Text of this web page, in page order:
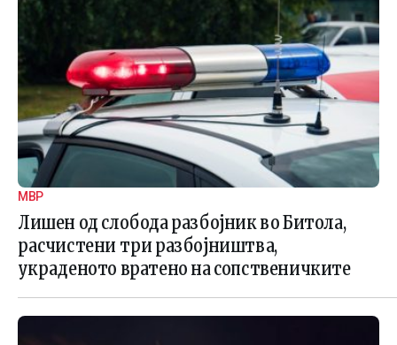
МВР
Лишен од слобода разбојник во Битола,
расчистени три разбојништва,
украденото вратено на сопственичките